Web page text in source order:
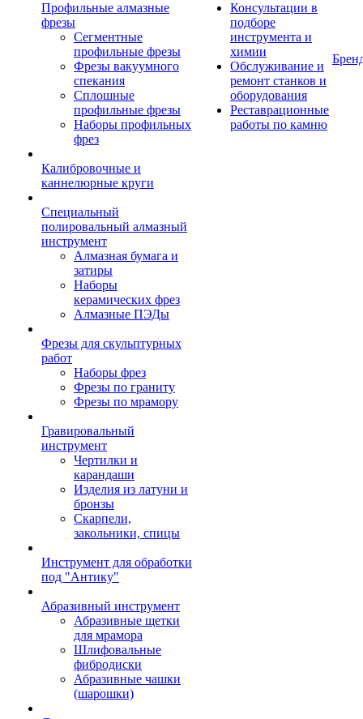
Профильные алмазные
фрезы
Сегментные
профильные фрезы
Фрезы вакуумного
спекания
Сплошные
профильные фрезы
Наборы профильных
фрез
Калибровочные и
каннелюрные круги
Специальный
полировальный алмазный
инструмент
Алмазная бумага и
затиры
Наборы
керамических фрез
Алмазные ПЭДы
Фрезы для скульптурных
работ
Наборы фрез
Фрезы по граниту
Фрезы по мрамору
Гравировальный
инструмент
Чертилки и
карандаши
Изделия из латуни и
бронзы
Скарпели,
закольники, спицы
Инструмент для обработки
под "Антику"
Абразивный инструмент
Абразивные щетки
для мрамора
Шлифовальные
фибродиски
Абразивные чашки
(шарошки)
Консультации в
подборе
инструмента и
химии
Обслуживание и
ремонт станков и
оборудования
Реставрационные
работы по камню